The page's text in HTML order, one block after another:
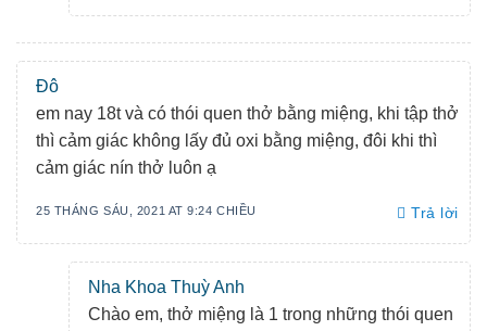
Đô
em nay 18t và có thói quen thở bằng miệng, khi tập thở
thì cảm giác không lấy đủ oxi bằng miệng, đôi khi thì
cảm giác nín thở luôn ạ
25 THÁNG SÁU, 2021 AT 9:24 CHIỀU Trả lời
Nha Khoa Thuỳ Anh
Chào em, thở miệng là 1 trong những thói quen